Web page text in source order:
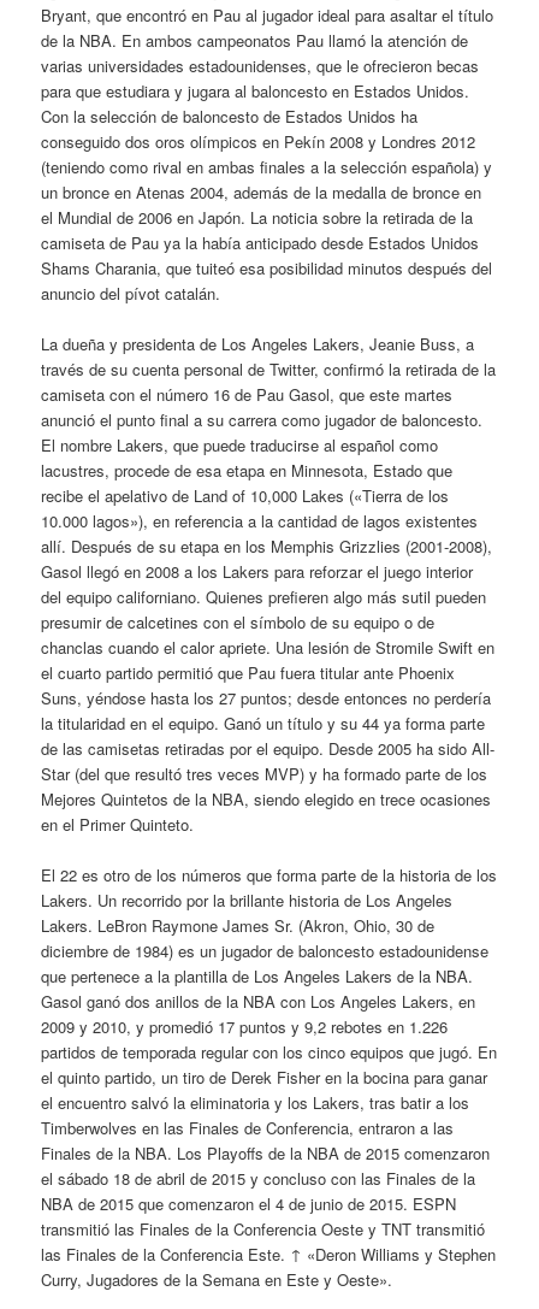
Bryant, que encontró en Pau al jugador ideal para asaltar el título
de la NBA. En ambos campeonatos Pau llamó la atención de
varias universidades estadounidenses, que le ofrecieron becas
para que estudiara y jugara al baloncesto en Estados Unidos.
Con la selección de baloncesto de Estados Unidos ha
conseguido dos oros olímpicos en Pekín 2008 y Londres 2012
(teniendo como rival en ambas finales a la selección española) y
un bronce en Atenas 2004, además de la medalla de bronce en
el Mundial de 2006 en Japón. La noticia sobre la retirada de la
camiseta de Pau ya la había anticipado desde Estados Unidos
Shams Charania, que tuiteó esa posibilidad minutos después del
anuncio del pívot catalán.
La dueña y presidenta de Los Angeles Lakers, Jeanie Buss, a
través de su cuenta personal de Twitter, confirmó la retirada de la
camiseta con el número 16 de Pau Gasol, que este martes
anunció el punto final a su carrera como jugador de baloncesto.
El nombre Lakers, que puede traducirse al español como
lacustres, procede de esa etapa en Minnesota, Estado que
recibe el apelativo de Land of 10,000 Lakes («Tierra de los
10.000 lagos»), en referencia a la cantidad de lagos existentes
allí. Después de su etapa en los Memphis Grizzlies (2001-2008),
Gasol llegó en 2008 a los Lakers para reforzar el juego interior
del equipo californiano. Quienes prefieren algo más sutil pueden
presumir de calcetines con el símbolo de su equipo o de
chanclas cuando el calor apriete. Una lesión de Stromile Swift en
el cuarto partido permitió que Pau fuera titular ante Phoenix
Suns, yéndose hasta los 27 puntos; desde entonces no perdería
la titularidad en el equipo. Ganó un título y su 44 ya forma parte
de las camisetas retiradas por el equipo. Desde 2005 ha sido All-
Star (del que resultó tres veces MVP) y ha formado parte de los
Mejores Quintetos de la NBA, siendo elegido en trece ocasiones
en el Primer Quinteto.
El 22 es otro de los números que forma parte de la historia de los
Lakers. Un recorrido por la brillante historia de Los Angeles
Lakers. LeBron Raymone James Sr. (Akron, Ohio, 30 de
diciembre de 1984) es un jugador de baloncesto estadounidense
que pertenece a la plantilla de Los Angeles Lakers de la NBA.
Gasol ganó dos anillos de la NBA con Los Angeles Lakers, en
2009 y 2010, y promedió 17 puntos y 9,2 rebotes en 1.226
partidos de temporada regular con los cinco equipos que jugó. En
el quinto partido, un tiro de Derek Fisher en la bocina para ganar
el encuentro salvó la eliminatoria y los Lakers, tras batir a los
Timberwolves en las Finales de Conferencia, entraron a las
Finales de la NBA. Los Playoffs de la NBA de 2015 comenzaron
el sábado 18 de abril de 2015 y concluso con las Finales de la
NBA de 2015 que comenzaron el 4 de junio de 2015. ESPN
transmitió las Finales de la Conferencia Oeste y TNT transmitió
las Finales de la Conferencia Este. ↑ «Deron Williams y Stephen
Curry, Jugadores de la Semana en Este y Oeste».